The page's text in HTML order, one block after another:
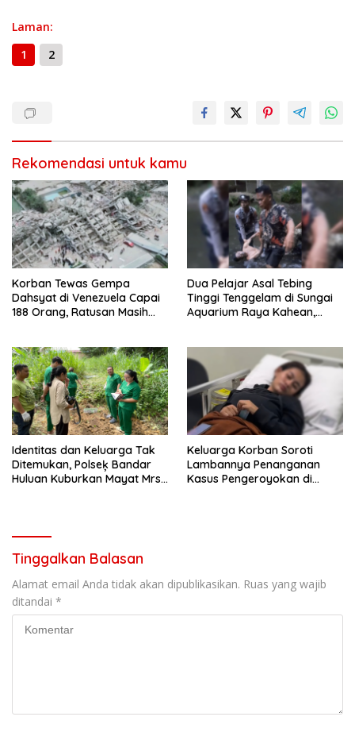
o
o
ar
e
Laman:
1
2
Rekomendasi untuk kamu
Korban Tewas Gempa
Dahsyat di Venezuela Capai
188 Orang, Ratusan Masih
Dua Pelajar Asal Tebing
Tinggi Tenggelam di Sungai
Aquarium Raya Kahean,
Identitas dan Keluarga Tak
Ditemukan, Polseķ Bandar
Huluan Kuburkan Mayat Mrs
Keluarga Korban Soroti
Lambannya Penanganan
Kasus Pengeroyokan di
Tinggalkan Balasan
Alamat email Anda tidak akan dipublikasikan. Ruas yang wajib
ditandai *